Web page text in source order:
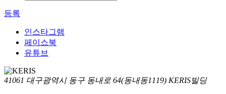
등록
인스타그램
페이스북
유튜브
41061 대구광역시 동구 동내로 64(동내동1119) KERIS빌딩